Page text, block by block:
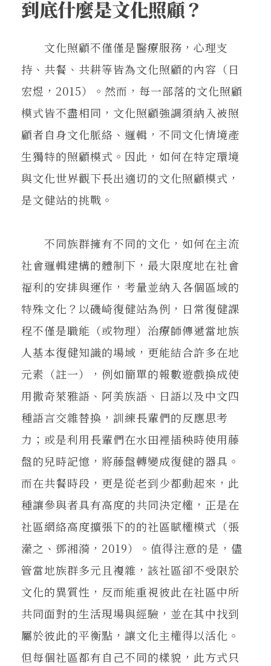
到底什麼是文化照顧？
文化照顧不僅僅是醫療服務，心理支
持、共餐、共耕等皆為文化照顧的內容（日
宏煜，2015）。然而，每一部落的文化照顧
模式皆不盡相同，文化照顧強調須納入被照
顧者自身文化脈絡、邏輯，不同文化情境產
生獨特的照顧模式。因此，如何在特定環境
與文化世界觀下長出適切的文化照顧模式，
是文健站的挑戰。
不同族群擁有不同的文化，如何在主流
社會邏輯建構的體制下，最大限度地在社會
福利的安排與運作，考量並納入各個區域的
特殊文化？以磯崎復健站為例，日常復健課
程不僅是職能（或物理）治療師傳遞當地族
人基本復健知識的場域，更能結合許多在地
元素（註一），例如簡單的報數遊戲換成使
用撒奇萊雅語、阿美族語、日語以及中文四
種語言交雜替換，訓練長輩們的反應思考
力；或是利用長輩們在水田裡插秧時使用藤
盤的兒時記憶，將藤盤轉變成復健的器具。
而在共餐時段，更是從老到少都動起來，此
種讓參與者具有高度的共同決定權，正是在
社區網絡高度擴張下的的社區賦權模式（張
瀠之、鄧湘漪，2019）。值得注意的是，儘
管當地族群多元且複雜，該社區卻不受限於
文化的異質性，反而能重視彼此在社區中所
共同面對的生活現場與經驗，並在其中找到
屬於彼此的平衡點，讓文化主權得以活化。
但每個社區都有自己不同的樣貌，此方式只